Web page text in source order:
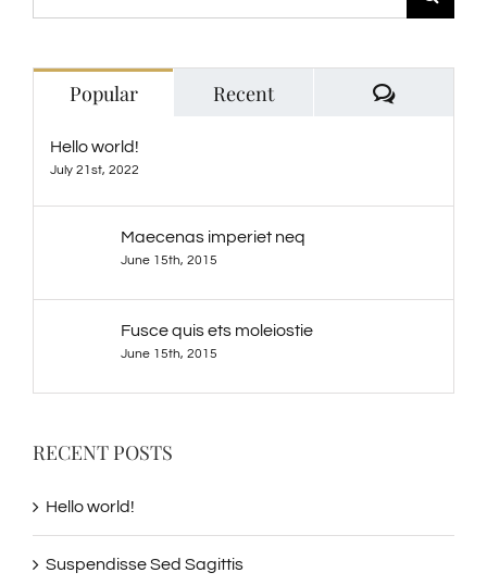
for:
Popular Recent
Hello world!
July 21st, 2022
Maecenas imperiet neq
June 15th, 2015
Fusce quis ets moleiostie
June 15th, 2015
RECENT POSTS
Hello world!
Suspendisse Sed Sagittis